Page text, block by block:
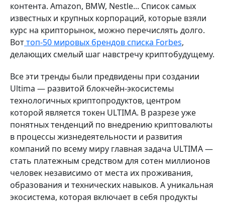
контента. Amazon, BMW, Nestle... Список самых
известных и крупных корпораций, которые взяли
курс на крипторынок, можно перечислять долго.
Воттоп-50 мировых брендов списка Forbes,
делающих смелый шаг навстречу криптобудущему.
Все эти тренды были предвидены при создании
Ultima — развитой блокчейн-экосистемы
технологичных криптопродуктов, центром
которой является токен ULTIMA. В разрезе уже
понятных тенденций по внедрению криптовалюты
в процессы жизнедеятельности и развития
компаний по всему миру главная задача ULTIMA —
стать платежным средством для сотен миллионов
человек независимо от места их проживания,
образования и технических навыков. А уникальная
экосистема, которая включает в себя продукты